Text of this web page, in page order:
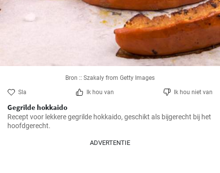
Bron :: Szakaly from Getty Images
Sla Ik hou van Ik hou niet van
Gegrilde hokkaido
Recept voor lekkere gegrilde hokkaido, geschikt als bijgerecht bij het
hoofdgerecht.
ADVERTENTIE